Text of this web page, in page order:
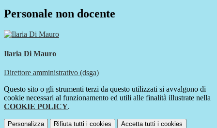
Personale non docente
Ilaria Di Mauro
Direttore amministrativo (dsga)
Questo sito o gli strumenti terzi da questo utilizzati si avvalgono di
cookie necessari al funzionamento ed utili alle finalità illustrate nella
COOKIE POLICY.
Personalizza Rifiuta tutti i cookies Accetta tutti i cookies